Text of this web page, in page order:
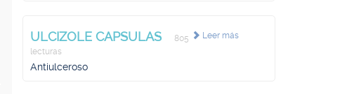
Leer más
ULCIZOLE CAPSULAS
805
lecturas
Antiulceroso